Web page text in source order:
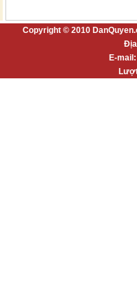
Copyright © 2010
E-